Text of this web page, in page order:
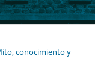
conocimiento y